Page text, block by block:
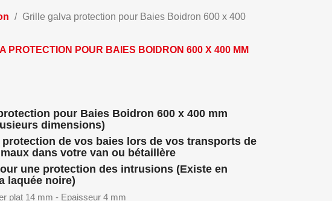
Grille galva protection pour Baies Boidron 600 x 400
PROTECTION POUR BAIES BOIDRON 600 X 400 MM
pour Baies Boidron 600 x 400 mm
dimensions)
protection de vos baies lors de vos transports de
dans votre van ou bétaillère
une protection des intrusions (Existe en
laquée noire)
plat 14 mm - Epaisseur 4 mm